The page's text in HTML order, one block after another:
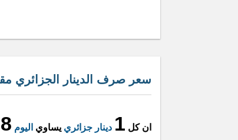
سعر صرف الدينار الجزائري
ان كل 1 دينار جزائري يساوي اليوم